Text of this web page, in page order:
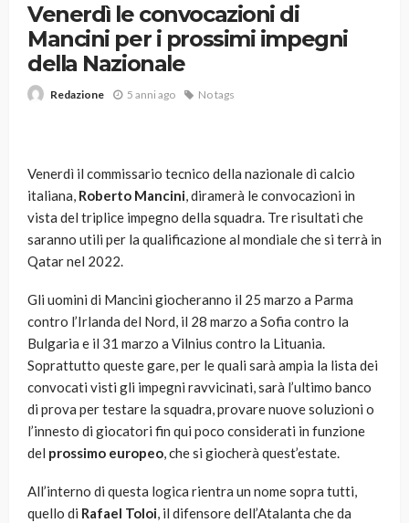
Venerdì le convocazioni di
Mancini per i prossimi impegni
della Nazionale
Redazione 5 anni ago No tags
Venerdì il commissario tecnico della nazionale di calcio
italiana, Roberto Mancini, diramerà le convocazioni in
vista del triplice impegno della squadra. Tre risultati che
saranno utili per la qualificazione al mondiale che si terrà in
Qatar nel 2022.
Gli uomini di Mancini giocheranno il 25 marzo a Parma
contro l’Irlanda del Nord, il 28 marzo a Sofia contro la
Bulgaria e il 31 marzo a Vilnius contro la Lituania.
Soprattutto queste gare, per le quali sarà ampia la lista dei
convocati visti gli impegni ravvicinati, sarà l’ultimo banco
di prova per testare la squadra, provare nuove soluzioni o
l’innesto di giocatori fin qui poco considerati in funzione
del prossimo europeo, che si giocherà quest’estate.
All’interno di questa logica rientra un nome sopra tutti,
quello di Rafael Toloi, il difensore dell’Atalanta che da